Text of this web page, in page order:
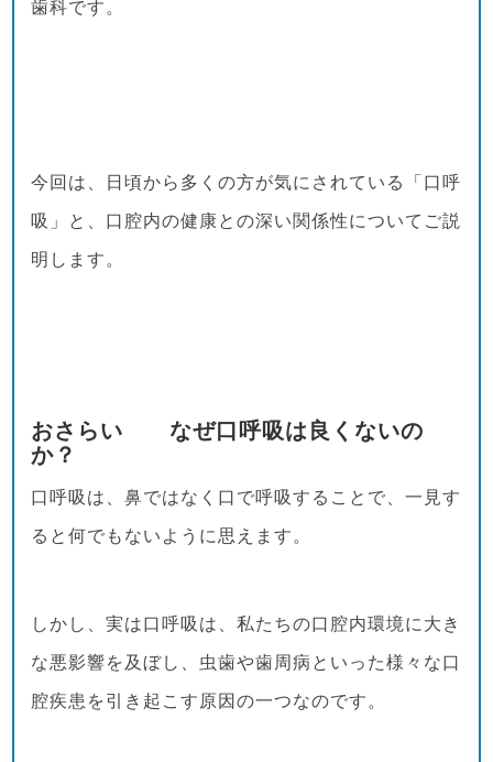
歯科です。
今回は、日頃から多くの方が気にされている「口呼
吸」と、口腔内の健康との深い関係性についてご説
明します。
おさらい なぜ口呼吸は良くないの
か？
口呼吸は、鼻ではなく口で呼吸することで、一見す
ると何でもないように思えます。
しかし、実は口呼吸は、私たちの口腔内環境に大き
な悪影響を及ぼし、虫歯や歯周病といった様々な口
腔疾患を引き起こす原因の一つなのです。